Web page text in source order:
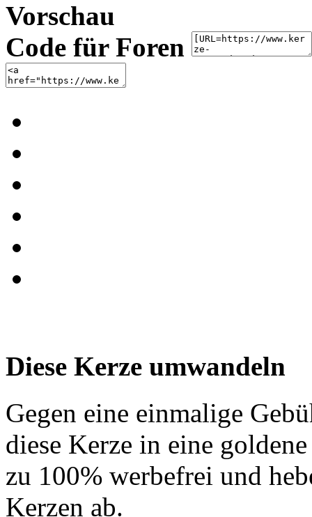
Vorschau
Code für Foren
Diese Kerze umwandeln
Gegen eine einmalige
diese Kerze in eine
zu 100% werbefrei und
Kerzen ab.